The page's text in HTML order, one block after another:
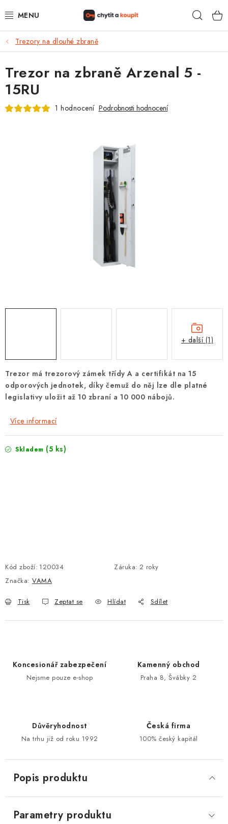
na
DŮM, BYT, ZAHRADA
ZÁMEČNICTVÍ - ZABEZPEČENÍ
KANCELÁŘ
PROTIPOŽÁRNÍ BATERIOVÉ TREZORY NA LITHIOVÉ
VELKOOBCHOD
STÁTNÍ INSTITUCE
AKTUALITY
ODSTOUPENÍ OD SMLOUVY
Zabezpečení domů
Zabezpečení firem (administrativních budov) a tovarních
Obchodní podmínky
Kontakty O nás
Naše výhody
Bezpečnostní třídy
Trezory na dlouhé zbraně
Trezor má trezorový zámek třídy A a certifikát na 15
odporových jednotek, díky čemuž do něj lze dle platné
legislativy uložit až 10 zbraní a 10 000 nábojů.
Více informací
Skladem (5 ks)
Kód zboží: 120034 Záruka: 2 roky
Značka: VAMA
Tisk Zeptat se Hlídat Sdílet
Trezor na zbraně Arzenal 5 -
15RU
1 hodnocení Podrobnosti hodnocení
+ další (1)
Koncesionář zabezpečení
Nejsme pouze e-shop
Kamenný obchod
Praha 8, Švábky 2
Důvěryhodnost
Na trhu již od roku 1992
Česká firma
100% český kapitál
Popis produktu
Parametry produktu